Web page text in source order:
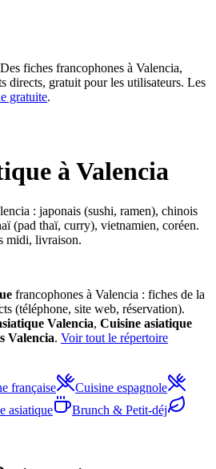
Des fiches francophones à Valencia,
directs, gratuit pour les utilisateurs. Les
gratuite.
à Valencia
: japonais (sushi, ramen), chinois
(pad thaï, curry), vietnamien, coréen.
midi, livraison.
francophones à Valencia : fiches de la
(téléphone, site web, réservation).
Valencia, Cuisine asiatique
Valencia. Voir tout le répertoire
française
Cuisine espagnole
asiatique
Brunch & Petit-déj